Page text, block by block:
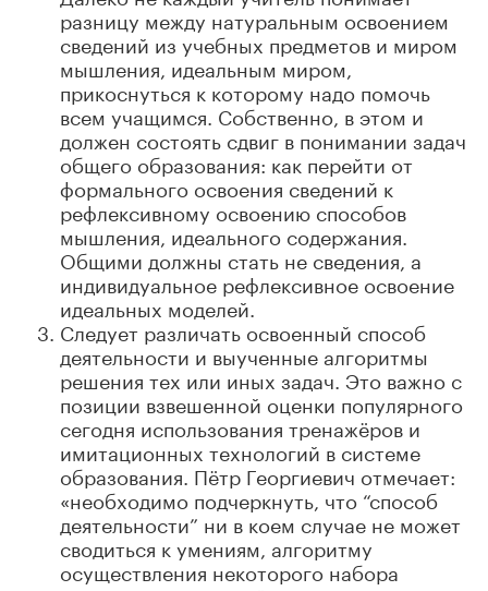
разницу между натуральным освоением
сведений из учебных предметов и миром
мышления, идеальным миром,
прикоснуться к которому надо помочь
всем учащимся. Собственно, в этом и
должен состоять сдвиг в понимании задач
общего образования: как перейти от
формального освоения сведений к
рефлексивному освоению способов
мышления, идеального содержания.
Общими должны стать не сведения, а
индивидуальное рефлексивное освоение
идеальных моделей.
Следует различать освоенный способ
деятельности и выученные алгоритмы
решения тех или иных задач. Это важно с
позиции взвешенной оценки популярного
сегодня использования тренажёров и
имитационных технологий в системе
образования. Пётр Георгиевич отмечает:
«необходимо подчеркнуть, что “способ
деятельности” ни в коем случае не может
сводиться к умениям, алгоритму
осуществления некоторого набора